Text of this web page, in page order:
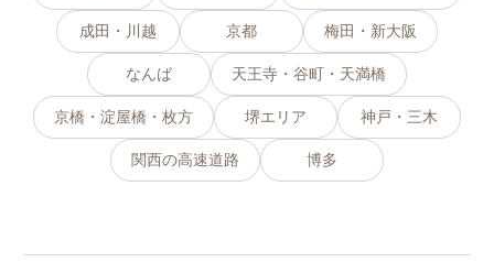
成田・川越 京都 梅田・新大阪
なんば 天王寺・谷町・天満橋
京橋・淀屋橋・枚方 堺エリア 神戸・三木
関西の高速道路 博多